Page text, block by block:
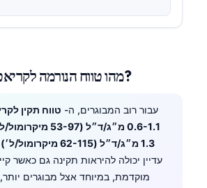
מהו טווח הנורמה לקריאטינין במבוגרים?
עבור רוב המבוגרים, ה- טווח תקין
0.6-1.1 מ״ג/ד״ל (53-97 מיקרומול/ל׳) בנשים
1.3 מ״ג/ד״ל (62-115 מיקרומול/ל׳) בגברים
עדיין יכולה להיראות תקינה גם כאשר
מוקדמת, במיוחד אצל מבוגרים